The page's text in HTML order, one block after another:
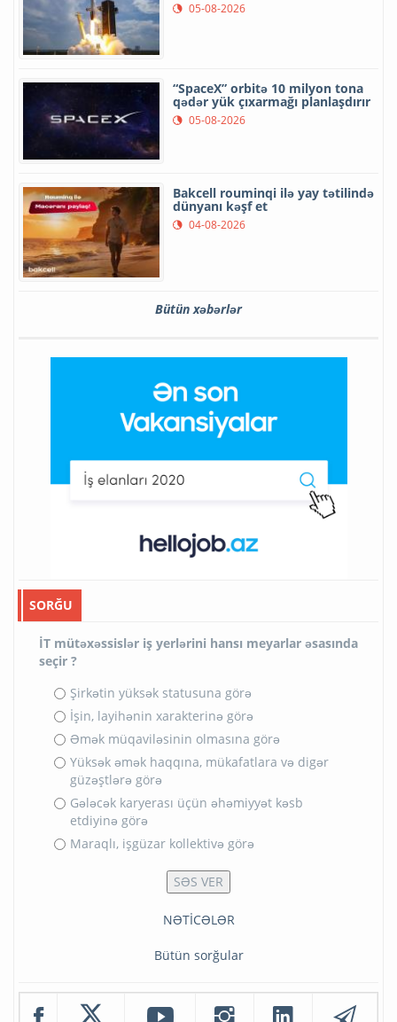
05-08-2026
“SpaceX” orbitə 10 milyon tona
qədər yük çıxarmağı planlaşdırır
05-08-2026
Bakcell rouminqi ilə yay tətilində
dünyanı kəşf et
04-08-2026
Bütün xəbərlər
SORĞU
İT mütəxəssislər iş yerlərini hansı meyarlar əsasında
seçir ?
Şirkətin yüksək statusuna görə
İşin, layihənin xarakterinə görə
Əmək müqaviləsinin olmasına görə
Yüksək əmək haqqına, mükafatlara və digər
güzəştlərə görə
Gələcək karyerası üçün əhəmiyyət kəsb
etdiyinə görə
Maraqlı, işgüzar kollektivə görə
NƏTİCƏLƏR
Bütün sorğular